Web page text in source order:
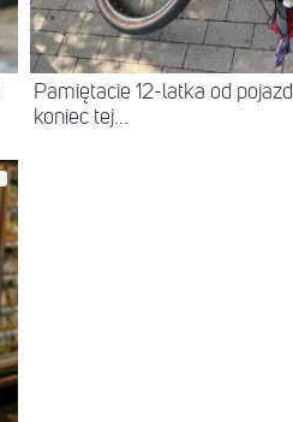
Pamiętacie 12-latka od
koniec tej...